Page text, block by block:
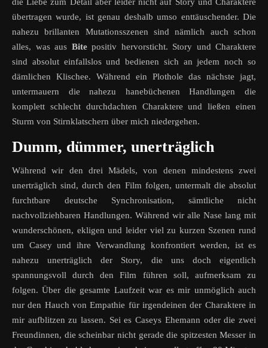
die Liebe zum Detail aber leider nicht auf Story und Charaktere
übertragen wurde, ist genau deshalb umso enttäuschender. Die
nahezu brillanten Mutationsszenen sind nämlich auch schon
alles, was aus Bitepositiv hervorsticht. Story und Charaktere
sind absolut einfallslos und bedienen sich an jedem noch so
dämlichen Klischee. Während ein Plothole das nächste jagt,
untermauern die nahezu hanebüchenen Handlungen die
komplett schlecht durchdachten Charaktere und ließen einen
Sturm von Stirnklatschern über mich niedergehen.
Dumm, dümmer, unerträglich
Während wir den drei Mädels, von denen mindestens zwei
unerträglich sind, durch den Film folgen, untermalt die absolut
furchtbare deutsche Synchronisation, sämtliche nicht
nachvollziehbaren Handlungen. Während wir alle Nase lang mit
wunderschönen, ekligen und leider viel zu kurzen Szenen rund
um Casey und ihre Verwandlung konfrontiert werden, ist es
nahezu unerträglich der Story, die uns doch eigentlich
spannungsvoll durch den Film führen soll, aufmerksam zu
folgen. Über die gesamte Laufzeit war es mir unmöglich auch
nur den Hauch von Empathie für irgendeinen der Charaktere in
mir aufblitzen zu lassen. Sei es Caseys Ehemann oder die zwei
Freundinnen, die scheinbar nicht gerade die spitzesten Messer in